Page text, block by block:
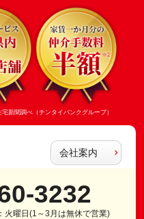
聞調べ（チンタイバンクグループ）
会社案内
3232
火曜日(1～3月は無休で営業)